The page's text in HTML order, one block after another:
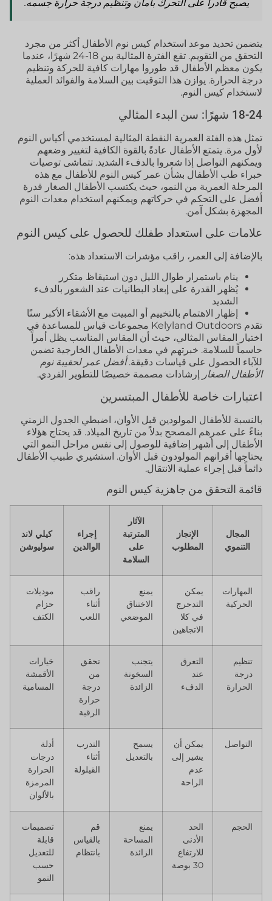
يصبح قادراً على التحرك بأمان وتنظيم درجة حرارة جسمه.
يتضمن تحديد موعد استخدام كيس نوم الأطفال أكثر من مجرد
التحقق من التقويم. تقع الفترة المثالية بين 18-24 شهرًا، عندما
يكون معظم الأطفال قد طوروا مهارات كافية للحركة وتنظيم
درجة الحرارة. يوازن هذا التوقيت بين السلامة والفوائد العملية
لاستخدام كيس النوم.
18-24 شهرًا: سن البدء المثالي
تمثل هذه الفئة العمرية النقطة المثالية لمستخدمي أكياس النوم
لأول مرة. يتمتع الأطفال عادةً بالقوة الكافية لتغيير وضعهم
ويمكنهم التواصل إذا شعروا بالدفء الشديد. تتماشى توصيات
خبراء طب الأطفال بشأن عمر كيس النوم للأطفال مع هذه
المرحلة العمرية من النمو، حيث يكتسب الأطفال الصغار قدرة
أفضل على التحكم في حركاتهم ويمكنهم استخدام معدات النوم
المجهزة بشكل آمن.
علامات على استعداد طفلك للحصول على كيس النوم
بالإضافة إلى العمر، راقب مؤشرات الاستعداد هذه:
ينام باستمرار طوال الليل دون استيقاظ متكرر
يُظهر القدرة على إبعاد البطانيات عند الشعور بالدفء
الشديد
إظهار الاهتمام بالتخييم أو المبيت مع الأشقاء الأكبر سنًا
تقدم Kelyland Outdoors مجموعات قياس للمساعدة في
اختيار المقاس المثالي، حيث أن المقاس المناسب يظل أمراً
حاسماً للسلامة. خبرتهم في معدات الأطفال الخارجية تضمن
للآباء الحصول على قياسات دقيقة.أفضل عمر لحقيبة نوم
الأطفال الصغار
إرشادات مصممة خصيصًا للتطوير الفردي.
اعتبارات خاصة للأطفال المبتسرين
بالنسبة للأطفال المولودين قبل الأوان، اضبطي الجدول الزمني
بناءً على عمرهم المصحح بدلاً من تاريخ الميلاد. قد يحتاج هؤلاء
الأطفال إلى أشهر إضافية للوصول إلى نفس مراحل النمو التي
يحتاجها أقرانهم المولودون قبل الأوان. استشيري طبيب الأطفال
دائماً قبل إجراء عملية الانتقال.
قائمة التحقق من جاهزية كيس النوم
المجال
التنموي
الإنجاز
المطلوب
الآثار
المترتبة
على
السلامة
إجراء
الوالدين
كيلي لاند
سوليوشن
المهارات
الحركية
يمكن
التدحرج
في كلا
الاتجاهين
يمنع
الاختناق
الموضعي
راقب
أثناء
اللعب
موديلات
حزام
الكتف
تنظيم
درجة
الحرارة
التعرق
عند
الدفء
يتجنب
السخونة
الزائدة
تحقق
من
درجة
حرارة
الرقبة
خيارات
الأقمشة
المسامية
التواصل
يمكن أن
يشير إلى
عدم
الراحة
يسمح
بالتعديل
التدرب
أثناء
القيلولة
أدلة
درجات
الحرارة
المرمزة
بالألوان
الحجم
الحد
الأدنى
للارتفاع
30 بوصة
يمنع
المساحة
الزائدة
قم
بالقياس
بانتظام
تصميمات
قابلة
للتعديل
حسب
النمو